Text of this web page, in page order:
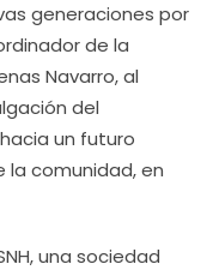
generaciones por
de la
Navarro, al
del
un futuro
la comunidad, en
una sociedad